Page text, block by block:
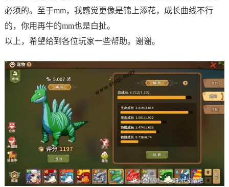
必须的。至于mm，我感觉更像是锦上添花，成长曲线不行
的，你用再牛的mm也是白扯。
以上，希望给到各位玩家一些帮助。谢谢。